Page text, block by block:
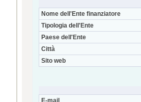
Nome dell'Ente finanziatore
Tipologia dell'Ente
Paese dell'Ente
Città
Sito web
E-mail